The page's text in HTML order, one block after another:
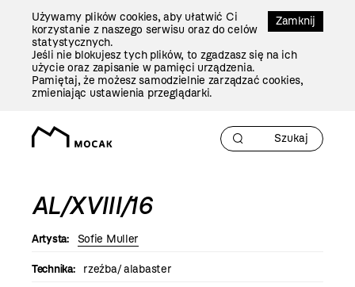
Zamknij
Używamy plików cookies, aby ułatwić Ci
korzystanie z naszego serwisu oraz do celów
statystycznych.
Jeśli nie blokujesz tych plików, to zgadzasz się na ich
użycie oraz zapisanie w pamięci urządzenia.
Pamiętaj, że możesz samodzielnie zarządzać cookies,
zmieniając ustawienia przeglądarki.
AL/XVIII/16
Artysta: Sofie Muller
Technika: rzeźba/ alabaster